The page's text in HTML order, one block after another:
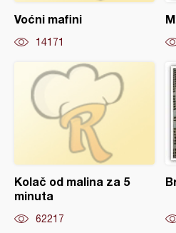
Voćni mafini
14171
Kolač od malina za 5
minuta
62217